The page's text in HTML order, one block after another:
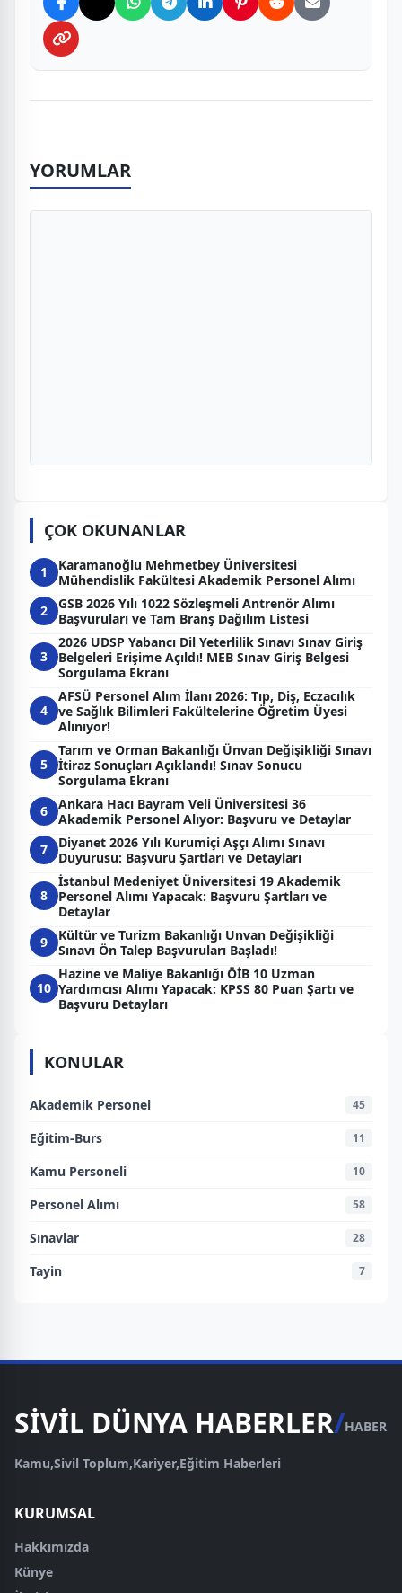
YORUMLAR
ÇOK OKUNANLAR
1
Karamanoğlu Mehmetbey Üniversitesi
Mühendislik Fakültesi Akademik Personel Alımı
2
GSB 2026 Yılı 1022 Sözleşmeli Antrenör Alımı
Başvuruları ve Tam Branş Dağılım Listesi
3
2026 UDSP Yabancı Dil Yeterlilik Sınavı Sınav Giriş
Belgeleri Erişime Açıldı! MEB Sınav Giriş Belgesi
Sorgulama Ekranı
4
AFSÜ Personel Alım İlanı 2026: Tıp, Diş, Eczacılık
ve Sağlık Bilimleri Fakültelerine Öğretim Üyesi
Alınıyor!
5
Tarım ve Orman Bakanlığı Ünvan Değişikliği Sınavı
İtiraz Sonuçları Açıklandı! Sınav Sonucu
Sorgulama Ekranı
6
Ankara Hacı Bayram Veli Üniversitesi 36
Akademik Personel Alıyor: Başvuru ve Detaylar
7
Diyanet 2026 Yılı Kurumiçi Aşçı Alımı Sınavı
Duyurusu: Başvuru Şartları ve Detayları
8
İstanbul Medeniyet Üniversitesi 19 Akademik
Personel Alımı Yapacak: Başvuru Şartları ve
Detaylar
9
Kültür ve Turizm Bakanlığı Unvan Değişikliği
Sınavı Ön Talep Başvuruları Başladı!
10
Hazine ve Maliye Bakanlığı ÖİB 10 Uzman
Yardımcısı Alımı Yapacak: KPSS 80 Puan Şartı ve
Başvuru Detayları
KONULAR
Akademik Personel 45
Eğitim-Burs 11
Kamu Personeli 10
Personel Alımı 58
Sınavlar 28
Tayin 7
SİVİL DÜNYA HABERLER/HABER
Kamu,Sivil Toplum,Kariyer,Eğitim Haberleri
KURUMSAL
Hakkımızda
Künye